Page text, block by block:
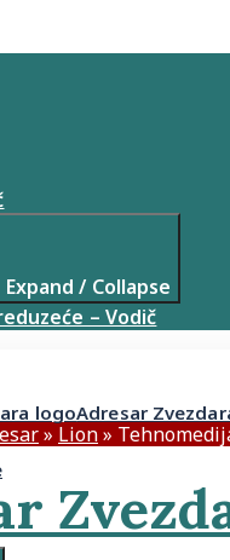
Expand / Collapse
– Vodič
Adresar
» Lion»